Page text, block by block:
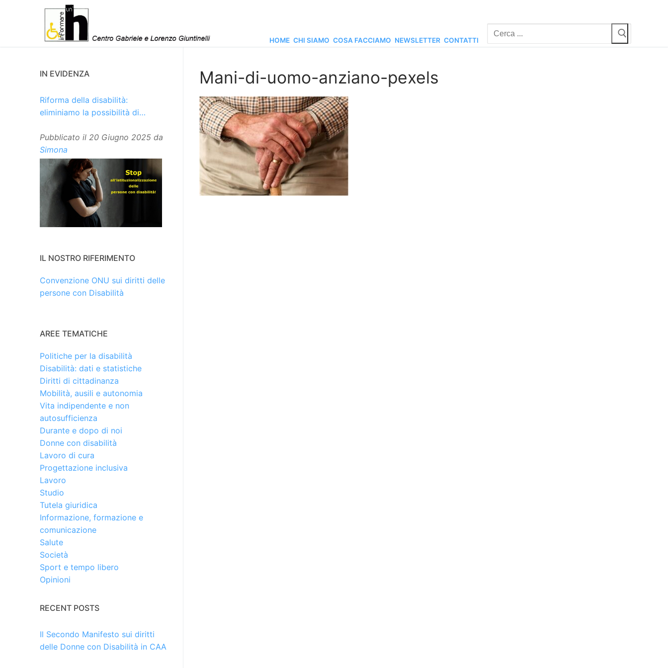
HOME CHI SIAMO COSA FACCIAMO NEWSLETTER CONTATTI
Cerca:
Mani-di-uomo-anziano-pexels
IN EVIDENZA
Riforma della disabilità:
eliminiamo la possibilità di
Pubblicato il 20 Giugno 2025 da
Simona
IL NOSTRO RIFERIMENTO
Convenzione ONU sui diritti delle
persone con Disabilità
AREE TEMATICHE
Politiche per la disabilità
Disabilità: dati e statistiche
Diritti di cittadinanza
Mobilità, ausili e autonomia
Vita indipendente e non
autosufficienza
Durante e dopo di noi
Donne con disabilità
Lavoro di cura
Progettazione inclusiva
Lavoro
Studio
Tutela giuridica
Informazione, formazione e
comunicazione
Salute
Società
Sport e tempo libero
Opinioni
RECENT POSTS
Il Secondo Manifesto sui diritti
delle Donne con Disabilità in CAA